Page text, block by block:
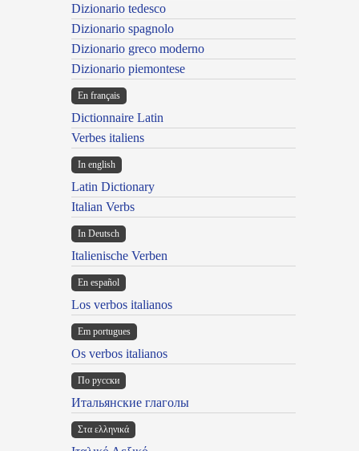
Dizionario tedesco
Dizionario spagnolo
Dizionario greco moderno
Dizionario piemontese
En français
Dictionnaire Latin
Verbes italiens
In english
Latin Dictionary
Italian Verbs
In Deutsch
Italienische Verben
En español
Los verbos italianos
Em portugues
Os verbos italianos
По русски
Итальянские глаголы
Στα ελληνικά